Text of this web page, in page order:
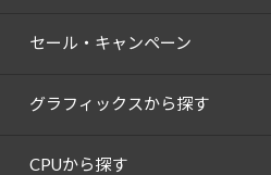
セール・キャンペーン
グラフィックスから探す
CPUから探す